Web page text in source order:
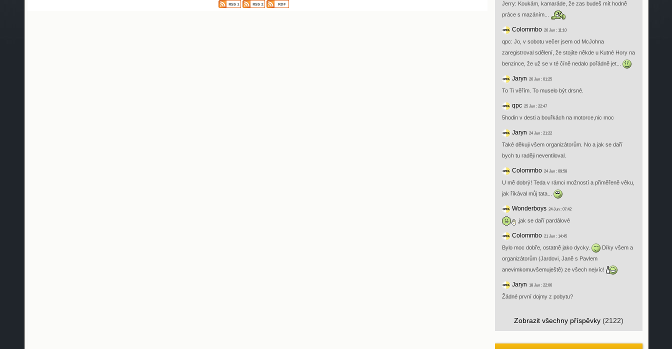
Jerry: Koukám, kamaráde, že zas budeš mít hodně
práce s mazáním...
Colommbo26 Jun : 11:10
qpc: Jo, v sobotu večer jsem od McJohna
zaregistroval sdělení, že stojíte někde u Kutné Hory na
benzince, že už se v té číně nedalo pořádně jet...
Jaryn 26 Jun : 01:25
To Ti věřím. To muselo být drsné.
qpc25 Jun : 22:47
5hodin v desti a bouřkách na motorce,nic moc
Jaryn 24 Jun : 21:22
Také děkuji všem organizátorům. No a jak se daří
bych tu raději neventiloval.
Colommbo24 Jun : 09:58
U mě dobrý! Teda v rámci možností a přiměřeně věku,
jak říkával můj tata...
Wonderboys24 Jun : 07:42
,jak se daří pardálové
Colommbo21 Jun : 14:45
Bylo moc dobře, ostatně jako dycky.
Díky všem a
organizátorům (Jardovi, Janě s Pavlem
anevimkomuvšemuještě) ze všech nejvíc!
Jaryn 18 Jun : 22:06
Žádné první dojmy z pobytu?
Zobrazit všechny příspěvky(2122)